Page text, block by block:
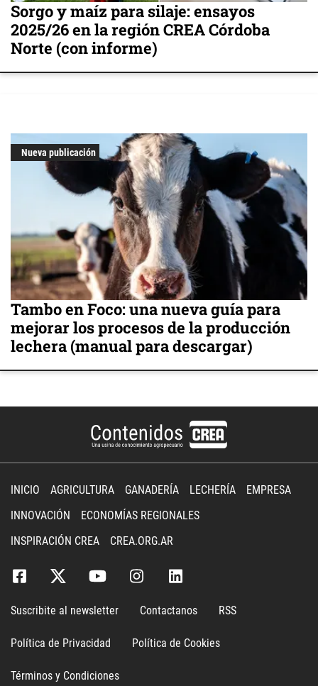
Sorgo y maíz para silaje: ensayos
2025/26 en la región CREA Córdoba
Norte (con informe)
Nueva publicación
Tambo en Foco: una nueva guía para
mejorar los procesos de la producción
lechera (manual para descargar)
INICIO AGRICULTURA GANADERÍA LECHERÍA
EMPRESA
INNOVACIÓN
ECONOMÍAS REGIONALES
INSPIRACIÓN CREA
CREA.ORG.AR
Suscribite al newsletter Contactanos RSS
Política de Privacidad Política de Cookies
Términos y Condiciones